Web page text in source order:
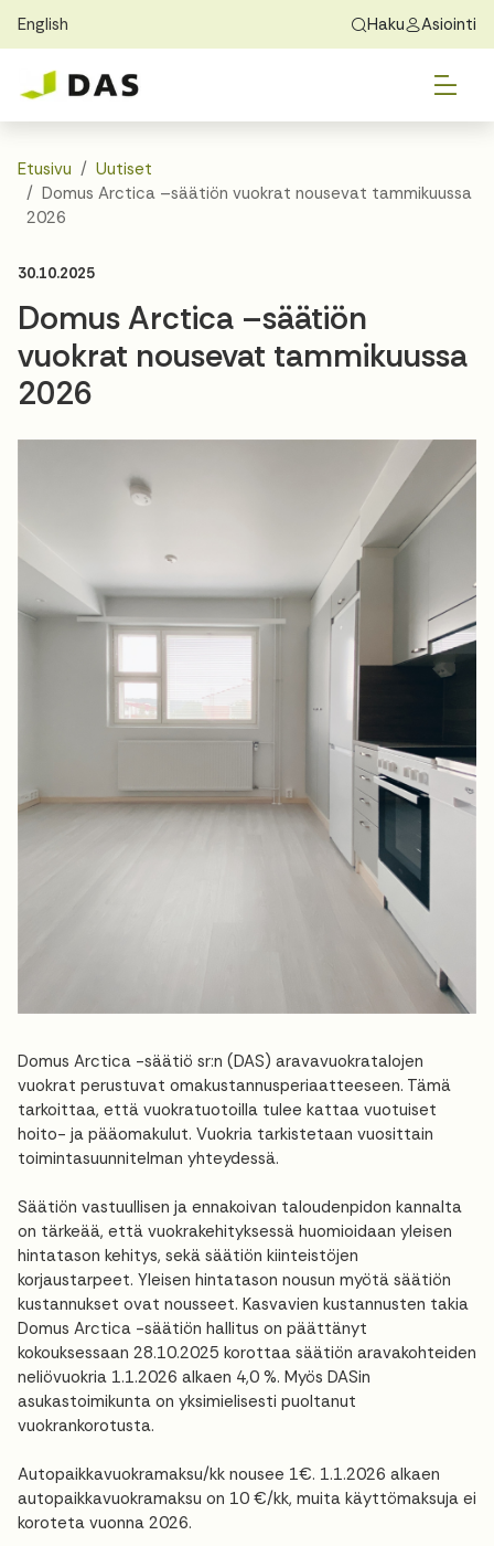
Skip to main content Skip to main navigation
English
Exchange Students
Tietoa DASista
Haku Asiointi
Löydä koti
Asuminen
Opas
Yhteystiedot
Etusivu
Uutiset
Domus Arctica –säätiön vuokrat nousevat tammikuussa
2026
30.10.2025
Domus Arctica –säätiön
vuokrat nousevat tammikuussa
2026
Domus Arctica -säätiö sr:n (DAS) aravavuokratalojen
vuokrat perustuvat omakustannusperiaatteeseen. Tämä
tarkoittaa, että vuokratuotoilla tulee kattaa vuotuiset
hoito- ja pääomakulut. Vuokria tarkistetaan vuosittain
toimintasuunnitelman yhteydessä.
Säätiön vastuullisen ja ennakoivan taloudenpidon kannalta
on tärkeää, että vuokrakehityksessä huomioidaan yleisen
hintatason kehitys, sekä säätiön kiinteistöjen
korjaustarpeet. Yleisen hintatason nousun myötä säätiön
kustannukset ovat nousseet. Kasvavien kustannusten takia
Domus Arctica -säätiön hallitus on päättänyt
kokouksessaan 28.10.2025 korottaa säätiön aravakohteiden
neliövuokria 1.1.2026 alkaen 4,0 %. Myös DASin
asukastoimikunta on yksimielisesti puoltanut
vuokrankorotusta.
Autopaikkavuokramaksu/kk nousee 1€. 1.1.2026 alkaen
autopaikkavuokramaksu on 10 €/kk, muita käyttömaksuja ei
koroteta vuonna 2026.